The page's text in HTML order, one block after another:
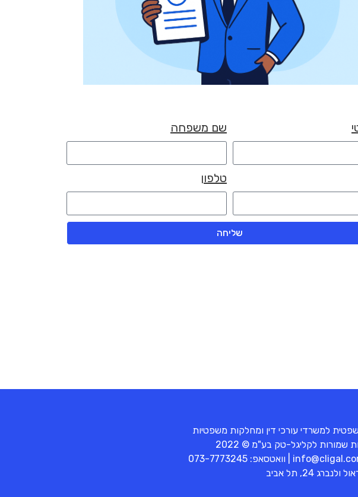
שם משפחה
טלפון
שליחה
למשרדי עורכי דין ומחלקות משפטיות
שמורות לקליגל-טק בע"מ © 2022
| וואטסאפ: 073-7773245
24, תל אביב